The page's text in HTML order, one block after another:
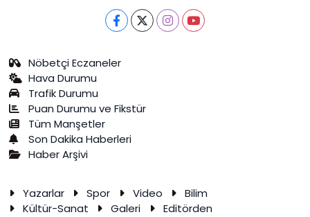
Nöbetçi Eczaneler
Hava Durumu
Trafik Durumu
Puan Durumu ve Fikstür
Tüm Manşetler
Son Dakika Haberleri
Haber Arşivi
Yazarlar Spor Video
Bilim
Kültür-Sanat
Galeri
Editörden